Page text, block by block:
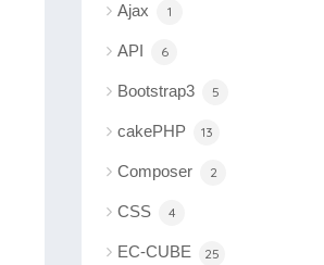
Ajax 1
API 6
Bootstrap3 5
cakePHP 13
Composer 2
CSS 4
EC-CUBE 25